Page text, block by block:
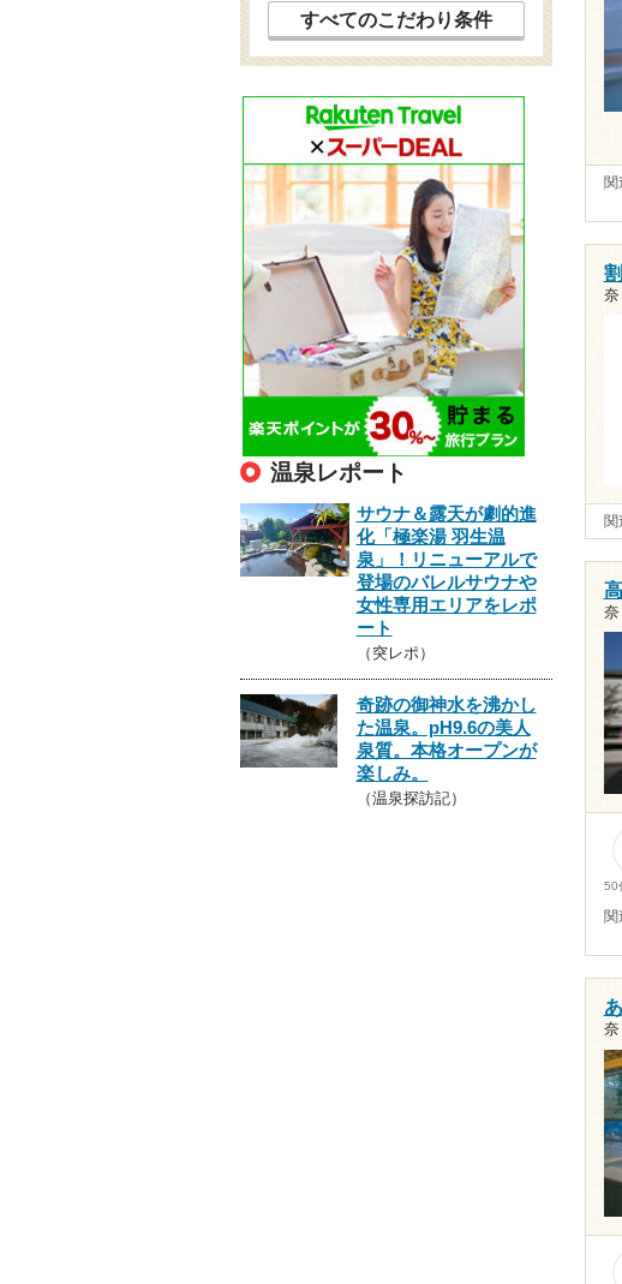
関
関
50
関
すべてのこだわり条件
温泉レポート
サウナ＆露天が劇的進
化「極楽湯 羽生温
泉」！リニューアルで
登場のバレルサウナや
女性専用エリアをレポ
ート
（突レポ）
奇跡の御神水を沸かし
た温泉。pH9.6の美人
泉質。本格オープンが
楽しみ。
（温泉探訪記）